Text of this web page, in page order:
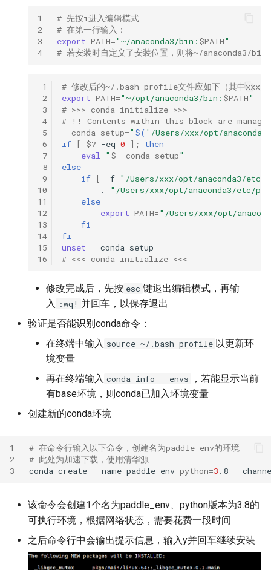
1
2
3
4
# 先按i进入编辑模式
# 在第一行输入：
export PATH="~/anaconda3/bin: $PATH"
# 若安装时自定义了安装位置，则将~/anaconda3/bin
1
2
3
4
5
6
7
8
9
10
11
12
13
14
15
16
# 修改后的~/.bash_profile文件应如下（其中xxx为
export PATH="~/opt/anaconda3/bin: $PATH"
# >>> conda initialize >>>
# !! Contents within this block are
__conda_setup=" $( '/Users/xxx/opt/
if [ $? -eq 0 ] ;
then
eval
" $__conda_setup"
else
if [ -f "/Users/xxx/opt/anaconda3/
.
"/Users/xxx/opt/anaconda3/etc/
else
export PATH="/Users/xxx/opt/
fi
fi
unset
# <<< conda initialize <<<
修改完成后，先按 esc 键退出编辑模式，再输
入 :wq! 并回车，以保存退出
验证是否能识别conda命令：
在终端中输入 source ~/.bash_profile 以更新环
境变量
再在终端输入 conda info --envs
，若能显示当前
有base环境，则conda已加入环境变量
创建新的conda环境
1
2
3
# 在命令行输入以下命令，创建名为paddle_env的环境
# 此处为加速下载，使用清华源
conda create --name paddle_env python=3 .8 --
该命令会创建1个名为paddle_env、python版本为3.8的
可执行环境，根据网络状态，需要花费一段时间
之后命令行中会输出提示信息，输入y并回车继续安装